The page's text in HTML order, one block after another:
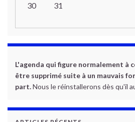
30 31
L'agenda qui figure normalement à
être supprimé suite à un mauvais
part.Nous le réinstallerons dès qu'il